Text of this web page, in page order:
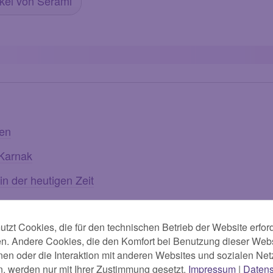
der heutigen Zeit
Tempel von Karnak in
Cookies, die für den technischen Betrieb der Website
Andere Cookies, die den Komfort bei Benutzung dieser
oder die Interaktion mit anderen Websites und sozialen
werden nur mit Ihrer Zustimmung gesetzt. Impressum |